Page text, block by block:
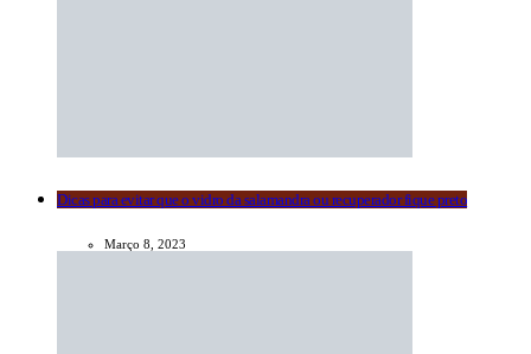
Dicas para evitar que o vidro da salamandra ou recuperador fique preto
Março 8, 2023